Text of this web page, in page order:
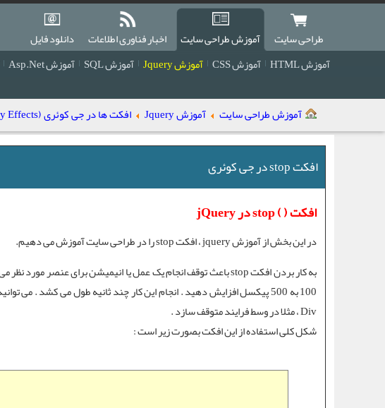
طراحی سایت آموزش طراحی سایت اخبار فناوری اطلاعات
دانلود فایل
آموزش HTML
آموزش CSS آموزش Jquery آموزش SQL آموزش Asp.Net
آموزش طراحی سایت آموزش Jquery افکت ها در جی کوئری (JQuery Effects)
افکت stop در جی کوئری
افکت ( ) stop در jQuery
در این بخش ازآموزش jquery ،افکت stop را درطراحی سایتآموزش می دهیم.
به کار بردنافکت stop
100 به 500 پیکسل افزایش دهید . انجام این کار چند ثانیه طول می کشد . می توانید دکمه فرمانی قرار دهید تا با اجرای
Div ، مثلا در وسط فرایند متوقف سازد .
شکل کلی استفاده از این افکت بصورت زیر است :